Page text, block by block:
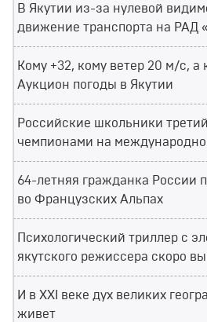
В Якутии из-за нулевой
движение транспорта на РАД
Кому +32, кому ветер 20 м/с, а
Аукцион погоды в Якутии
Российские школьники
чемпионами на
64-летняя гражданка России
во Французских Альпах
Психологический триллер с
якутского режиссера скоро
И в XXI веке дух великих
живет